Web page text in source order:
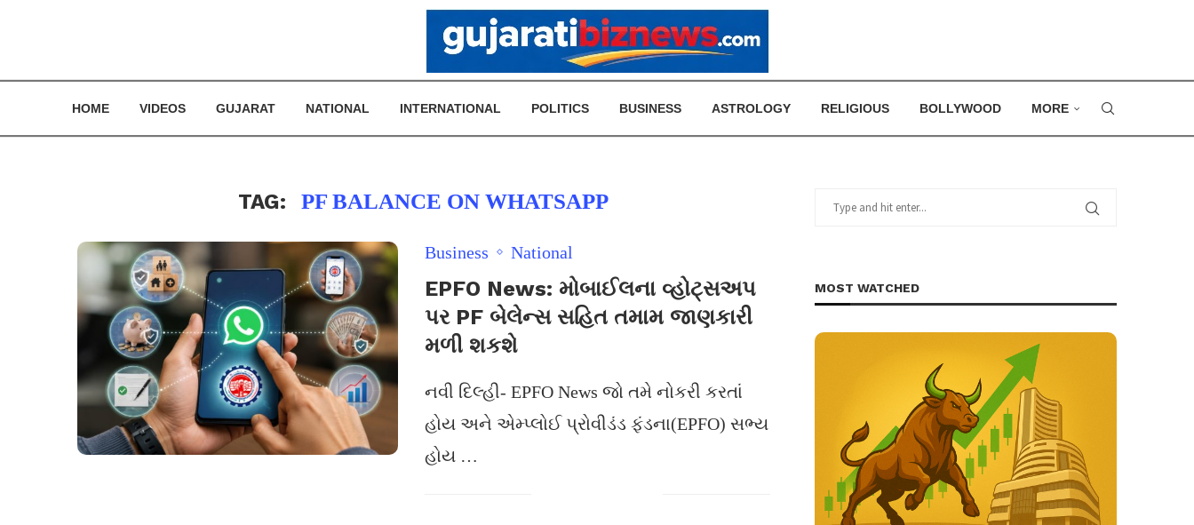
HOME VIDEOS GUJARAT NATIONAL INTERNATIONAL POLITICS BUSINESS ASTROLOGY RELIGIOUS BOLLYWOOD MORE
TAG: PF BALANCE ON WHATSAPP
Business National
EPFO News: મોબાઈલના વ્હોટ્સઅપ
પર PF બેલેન્સ સહિત તમામ જાણકારી
મળી શકશે
નવી દિલ્હી- EPFO News જો તમે નોકરી કરતાં
હોય અને એમ્પ્લોઈ પ્રોવીડંડ ફંડના(EPFO) સભ્ય
હોય …
MOST WATCHED